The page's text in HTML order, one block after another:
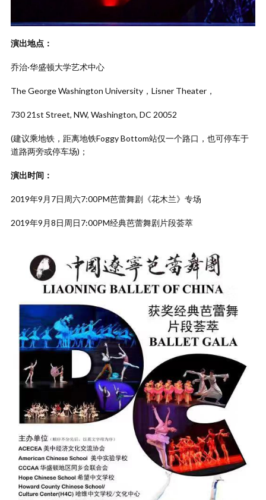
演出地点：
乔治·华盛顿大学艺术中心
The George Washington University，Lisner Theater，
730 21st Street, NW, Washington, DC 20052
(建议乘地铁，距离地铁Foggy Bottom站仅一个路口，也可停车于
道路两旁或停车场)；
演出时间：
2019年9月7日周六7:00PM芭蕾舞剧《花木兰》专场
2019年9月8日周日7:00PM经典芭蕾舞剧片段荟萃